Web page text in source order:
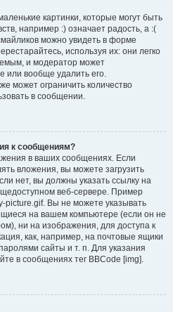
картинки, которые могут быть
например :) означает радость, а :(
можно увидеть в форме
используя их: они легко
и модератор может
или вообще удалить его.
может ограничить количество
в сообщении.
к сообщениям?
в ваших сообщениях. Если
вложения, вы можете загрузить
нет, вы должны указать ссылку на
веб-сервере. Пример
picture.gif. Вы не можете указывать
на вашем компьютере (если он не
ни на изображения, для доступа к
как, например, на почтовые ящики
сайты и т. п. Для указания
в сообщениях тег BBCode [img].